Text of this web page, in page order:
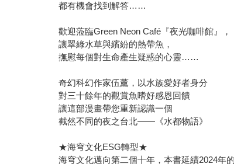
都有機會找到解答……
歡迎蒞臨Green Neon Café『夜光咖啡館』，
讓翠綠水草與繽紛的熱帶魚，
撫慰每個對生命產生疑惑的心靈……
奇幻科幻作家伍薰，以水族愛好者身分
對三十餘年的觀賞魚嗜好感恩回饋
讓這部漫畫帶您重新認識一個
截然不同的夜之台北——《水都物語》
★海穹文化ESG轉型★
海穹文化邁向第二個十年，本書延續2024年